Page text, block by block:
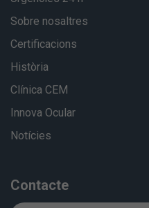
Sobre nosaltres
Certificacions
Història
Clínica CEM
Innova Ocular
Notícies
Contacte